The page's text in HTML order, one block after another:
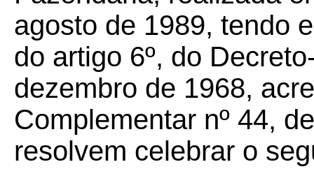
agosto de 1989, tendo
do artigo 6º, do
dezembro de 1968,
Complementar nº 44,
resolvem celebrar o